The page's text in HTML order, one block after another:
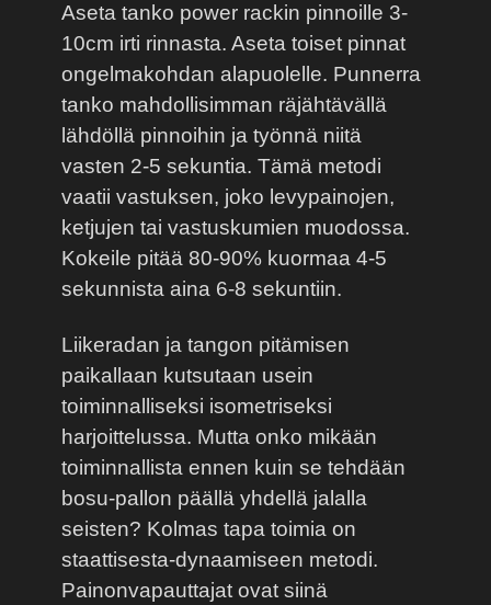
Aseta tanko power rackin pinnoille 3-
10cm irti rinnasta. Aseta toiset pinnat
ongelmakohdan alapuolelle. Punnerra
tanko mahdollisimman räjähtävällä
lähdöllä pinnoihin ja työnnä niitä
vasten 2-5 sekuntia. Tämä metodi
vaatii vastuksen, joko levypainojen,
ketjujen tai vastuskumien muodossa.
Kokeile pitää 80-90% kuormaa 4-5
sekunnista aina 6-8 sekuntiin.
Liikeradan ja tangon pitämisen
paikallaan kutsutaan usein
toiminnalliseksi isometriseksi
harjoittelussa. Mutta onko mikään
toiminnallista ennen kuin se tehdään
bosu-pallon päällä yhdellä jalalla
seisten? Kolmas tapa toimia on
staattisesta-dynaamiseen metodi.
Painonvapauttajat ovat siinä